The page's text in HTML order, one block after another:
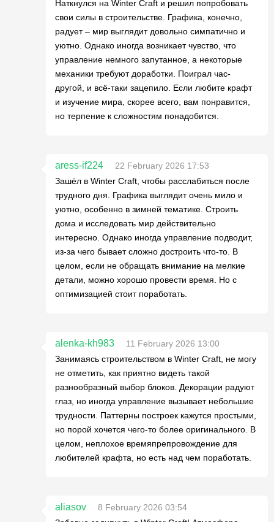
Наткнулся на Winter Craft и решил попробовать
свои силы в строительстве. Графика, конечно,
радует – мир выглядит довольно симпатично и
уютно. Однако иногда возникает чувство, что
управление немного запутанное, а некоторые
механики требуют доработки. Поиграл час-
другой, и всё-таки зацепило. Если любите крафт
и изучение мира, скорее всего, вам понравится,
но терпение к сложностям понадобится.
aress-if224
22 February 2026 17:53
Зашёл в Winter Craft, чтобы расслабиться после
трудного дня. Графика выглядит очень мило и
уютно, особенно в зимней тематике. Строить
дома и исследовать мир действительно
интересно. Однако иногда управление подводит,
из-за чего бывает сложно достроить что-то. В
целом, если не обращать внимание на мелкие
детали, можно хорошо провести время. Но с
оптимизацией стоит поработать.
alenka-kh983
11 February 2026 13:00
Занимаясь строительством в Winter Craft, не могу
не отметить, как приятно видеть такой
разнообразный выбор блоков. Декорации радуют
глаз, но иногда управление вызывает небольшие
трудности. Паттерны построек кажутся простыми,
но порой хочется чего-то более оригинального. В
целом, неплохое времяпрепровождение для
любителей крафта, но есть над чем поработать.
aliasov
8 February 2026 03:54